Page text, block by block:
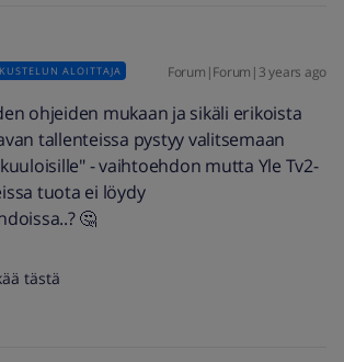
ALOITTAJA Forum|Forum|3 years ago
ohjeiden mukaan ja sikäli erikoista
tallenteissa pystyy valitsemaan
- vaihtoehdon mutta Yle Tv2-
tuota ei löydy
🤔
tästä